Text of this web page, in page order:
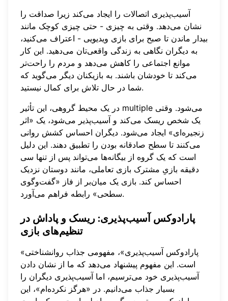
آسیب‌پذیری اتصالات را ایجاد می‌کند زیرا صداقت را
نشان می‌دهد. وقتی به چیزی - حتی چیزی کوچک مانند
بیدار ماندن تا صبح برای بازی ویدیویی - اعتراف می‌کنید،
به دیگران نگاهی به زندگی واقعی‌تان می‌دهید. این کار
موانع اجتماعی را کاهش می‌دهد و مردم را راحت‌تر
می‌کند تا خودشان باشند. به بازیکنان دیگر می‌گوید که
شما در حال تلاش برای کمال نیستید.
در یک محیط گروهی، این تأثیر multiple می‌شود. وقتی
یک شخص ریسک می‌کند و آسیب‌پذیر می‌شود، یک «اثر
زنجیره‌ای» ایجاد می‌شود. دیگران احساس کشش روانی
می‌کنند تا سطح صادقانه بودن را تطبیق دهند. این دلیل
است که یک گروه از بیگانه‌ها می‌تواند پس از تنها سی
دقیقه بازیِ مشترک بازی تعاملی، مانند دوستان نزدیک
احساس کند. بازی یک میان‌بر از فاز «گفت‌وگوی
سطحی» رابطه فراهم می‌آورد.
پارادوکس آسیب‌پذیری: ریسک و پاداش در
تنظیم‌های بازی
«پارادوکس آسیب‌پذیری»، مفهومی جذاب روانشناختی
است. این مفهوم پیشنهاد می‌دهد که ما از نشان دادن
آسیب‌پذیری خود می‌ترسیم، اما آسیب‌پذیری دیگران را
بسیار جذاب می‌دانیم. در «هرگز نکرده‌ام»، این